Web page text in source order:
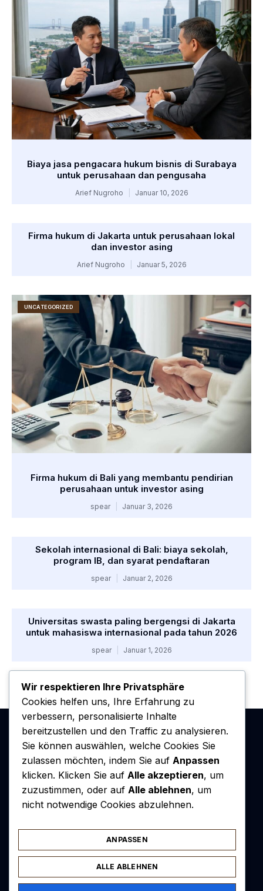
Biaya jasa pengacara hukum bisnis di Surabaya
untuk perusahaan dan pengusaha
Arief Nugroho Januar 10, 2026
Firma hukum di Jakarta untuk perusahaan lokal
dan investor asing
Arief Nugroho Januar 5, 2026
UNCATEGORIZED
Firma hukum di Bali yang membantu pendirian
perusahaan untuk investor asing
spear Januar 3, 2026
Sekolah internasional di Bali: biaya sekolah,
program IB, dan syarat pendaftaran
spear Januar 2, 2026
Universitas swasta paling bergengsi di Jakarta
untuk mahasiswa internasional pada tahun 2026
spear Januar 1, 2026
Kontakt Redaktion Rechtliche Hinweise Sitemap
Wir respektieren Ihre Privatsphäre
Cookies helfen uns, Ihre Erfahrung zu
verbessern, personalisierte Inhalte
bereitzustellen und den Traffic zu analysieren.
Sie können auswählen, welche Cookies Sie
zulassen möchten, indem Sie auf Anpassen
klicken. Klicken Sie auf Alle akzeptieren, um
zuzustimmen, oder auf Alle ablehnen, um
nicht notwendige Cookies abzulehnen.
ANPASSEN
ALLE ABLEHNEN